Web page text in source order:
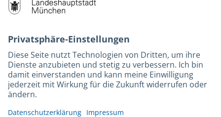
Barrierefreiheit
Leichte Sprache
Gebärdensprache
Datenschutz
Kontakt